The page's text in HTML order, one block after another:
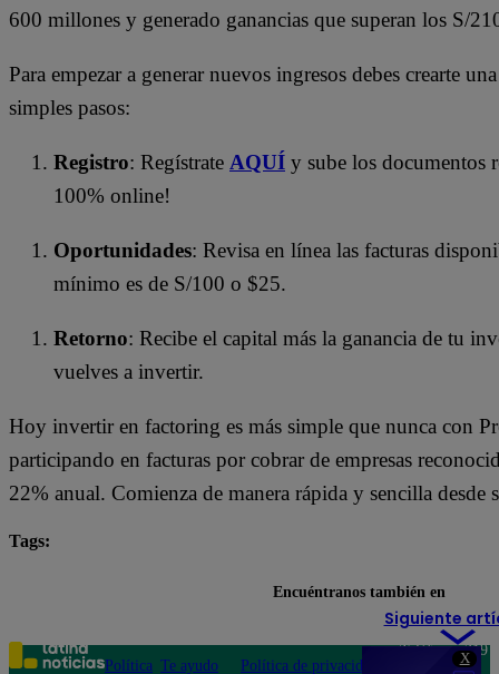
X
600 millones y generado ganancias que superan los S/
Para empezar a generar nuevos ingresos debes crearte
simples pasos:
Registro: Regístrate AQUÍ y sube los documentos
100% online!
Oportunidades: Revisa en línea las facturas
mínimo es de S/100 o $25.
Retorno: Recibe el capital más la ganancia de tu
vuelves a invertir.
Hoy invertir en factoring es más simple que nunca con
participando en facturas por cobrar de empresas
22% anual. Comienza de manera rápida y sencilla
Tags:
Siguiente
Encuéntranos también en
Política Te ayudo Política de privacidad
Teléfono: 219